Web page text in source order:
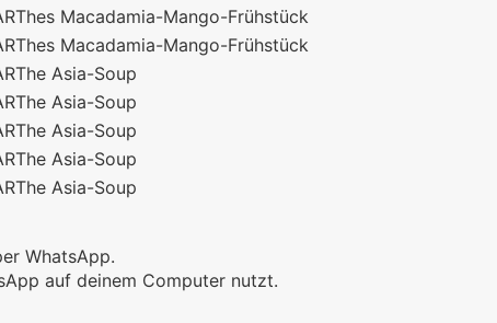
Macadamia-Mango-Frühstück
Macadamia-Mango-Frühstück
Asia-Soup
Asia-Soup
Asia-Soup
Asia-Soup
Asia-Soup
WhatsApp.
auf deinem Computer nutzt.